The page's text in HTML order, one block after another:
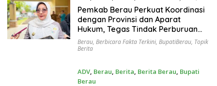
2026
Pemkab Berau Perkuat Koordinasi
dengan Provinsi dan Aparat
Hukum, Tegas Tindak Perburuan
Hiu di Kawasan Konservasi
Derawan
Berau, Berbicara Fakta Terkini, BupatiBerau, Topik
Berita
ADV, Berau, Berita, Berita Berau, Bupati
Berau